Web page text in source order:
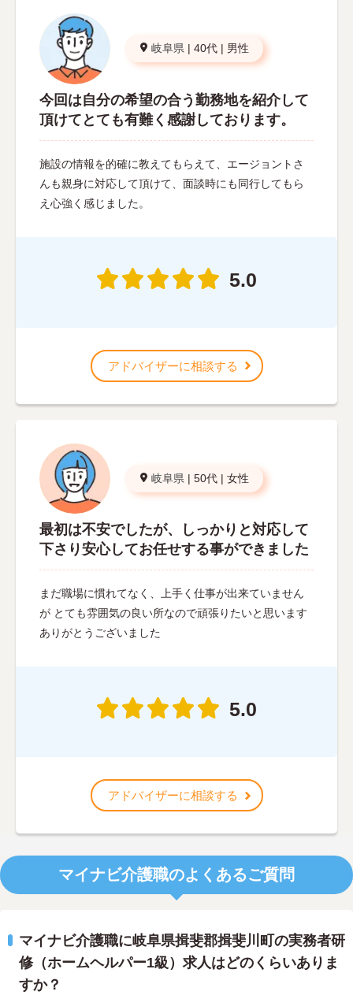
岐阜県 | 40代 | 男性
今回は自分の希望の合う勤務地を紹介して
頂けてとても有難く感謝しております。
施設の情報を的確に教えてもらえて、エージョントさ
んも親身に対応して頂けて、面談時にも同行してもら
え心強く感じました。
5.0
アドバイザーに相談する
岐阜県 | 50代 | 女性
最初は不安でしたが、しっかりと対応して
下さり安心してお任せする事ができました
まだ職場に慣れてなく、上手く仕事が出来ていません
が とても雰囲気の良い所なので頑張りたいと思います
ありがとうございました
5.0
アドバイザーに相談する
マイナビ介護職のよくあるご質問
マイナビ介護職に岐阜県揖斐郡揖斐川町の実務者研
修（ホームヘルパー1級）求人はどのくらいありま
すか？